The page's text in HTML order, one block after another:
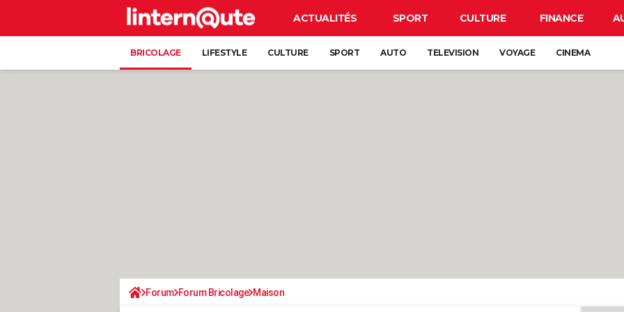
ACTUALITÉS SPORT CULTURE FINANCE
BRICOLAGE LIFESTYLE CULTURE SPORT AUTO TELEVISION VOYAGE CINEMA
Forum Forum Bricolage Maison